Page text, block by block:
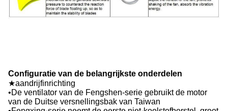
Configuratie van de belangrijkste onderdelen
★aandrijfinrichting
•De ventilator van de Fengshen-serie gebruikt de motor
van de Duitse versnellingsbak van Taiwan